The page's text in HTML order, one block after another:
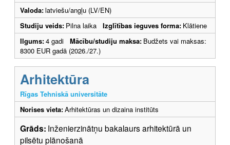
Valoda:latviešu/angļu (LV/EN)
Studiju veids: Pilna laika Izglītības ieguves forma: Klātiene
Ilgums:4 gadi Mācību/studiju maksa: Budžets vai maksas:
8300 EUR gadā (2026./27.)
Arhitektūra
Rīgas Tehniskā universitāte
Norises vieta:Arhitektūras un dizaina institūts
Grāds: Inženierzinātņu bakalaurs arhitektūrā un
pilsētu plānošanā